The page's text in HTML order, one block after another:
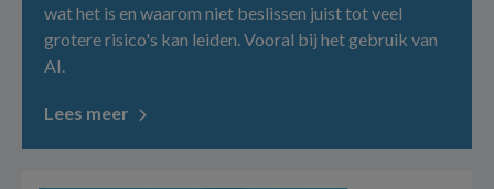
wat het is en waarom niet beslissen juist tot veel
grotere risico's kan leiden. Vooral bij het gebruik van
AI.
Lees meer